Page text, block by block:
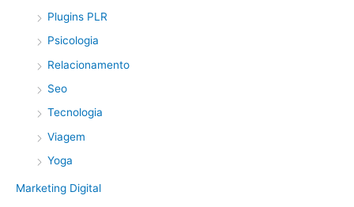
Plugins PLR
Psicologia
Relacionamento
Seo
Tecnologia
Viagem
Yoga
Marketing Digital